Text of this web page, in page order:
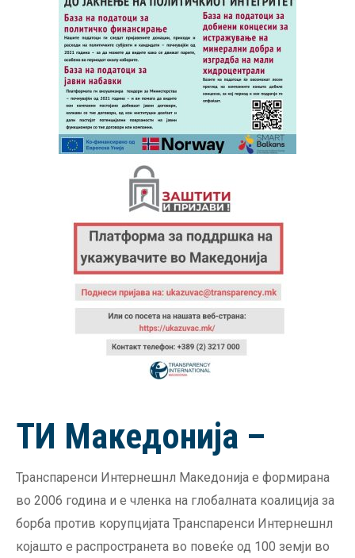
ТИ Македонија –
Транспаренси Интернешнл Македонија е формирана
во 2006 година и е членка на глобалната коалиција за
борба против корупцијата Транспаренси Интернешнл
којашто е распространета во повеќе од 100 земји во